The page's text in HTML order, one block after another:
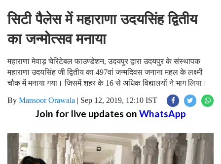
सिटी पैलेस में महाराणा उदयसिंह द्वितीय
का जन्मोत्सव मनाया
महाराणा मेवाड़ चेरिटेबल फाउण्डेशन, उदयपुर द्वारा उदयपुर के संस्थापक
महाराणा उदयसिंह जी द्वितीय का 497वां जन्मदिवस जनाना महल के लक्ष्मी
चौक में मनाया गया। जिसमें शहर के 16 से अधिक विद्यालयों ने भाग लिया।
By Mansoor Orawala | Sep 12, 2019, 12:10 IST
Join for live updates on WhatsApp